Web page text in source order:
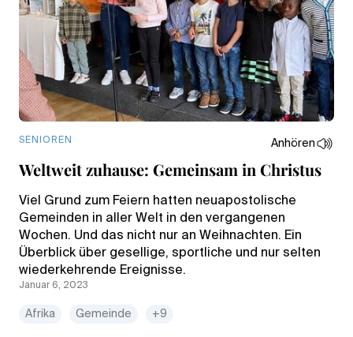
SENIOREN Anhören
Weltweit zuhause: Gemeinsam in Christus
Viel Grund zum Feiern hatten neuapostolische
Gemeinden in aller Welt in den vergangenen
Wochen. Und das nicht nur an Weihnachten. Ein
Überblick über gesellige, sportliche und nur selten
wiederkehrende Ereignisse.
Januar 6, 2023
Afrika Gemeinde +9